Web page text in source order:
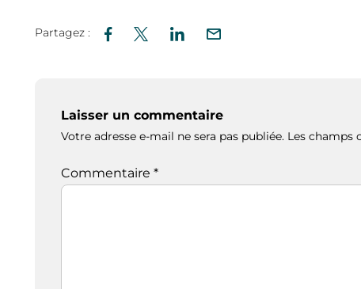
Partagez :
Laisser un commentaire
Votre adresse e-mail ne sera pas publiée. Les champs
Commentaire *